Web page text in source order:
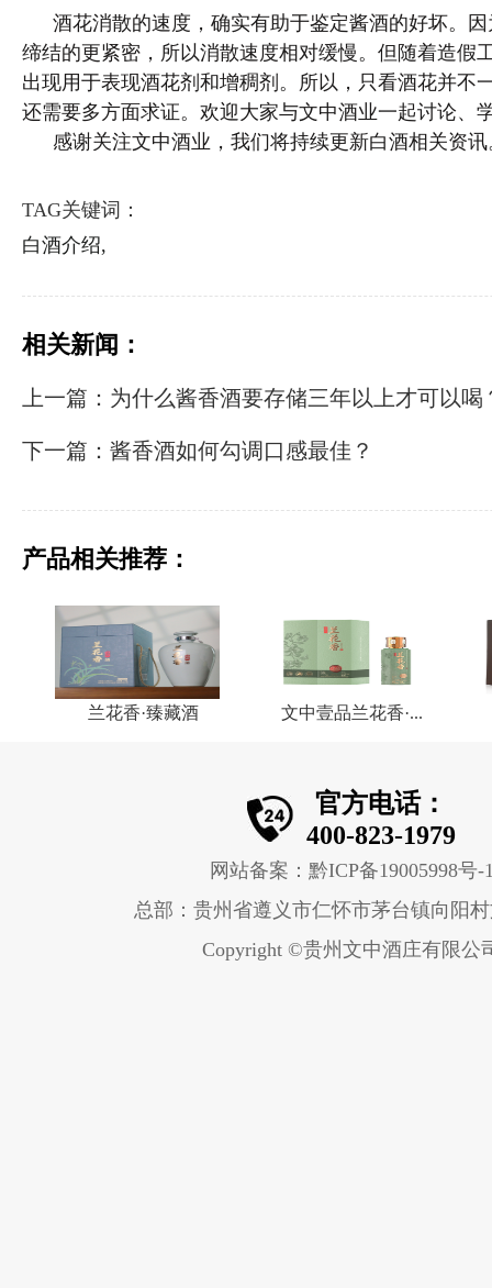
酒花消散的速度，确实有助于鉴定酱酒的好坏。
缔结的更紧密，所以消散速度相对缓慢。但随着造假
出现用于表现酒花剂和增稠剂。所以，只看酒花并不
还需要多方面求证。欢迎大家与文中酒业一起讨论、
感谢关注文中酒业，我们将持续更新白酒相关资讯
TAG关键词：
白酒介绍,
相关新闻：
上一篇：为什么酱香酒要存储三年以上才可以喝
下一篇：酱香酒如何勾调口感最佳？
产品相关推荐：
兰花香·臻藏酒 文中壹品兰花香·...
官方电话：
400-823-1979
网站备案：黔ICP备19005998号-
总部：贵州省遵义市仁怀市茅台镇向阳
Copyright ©贵州文中酒庄有限公